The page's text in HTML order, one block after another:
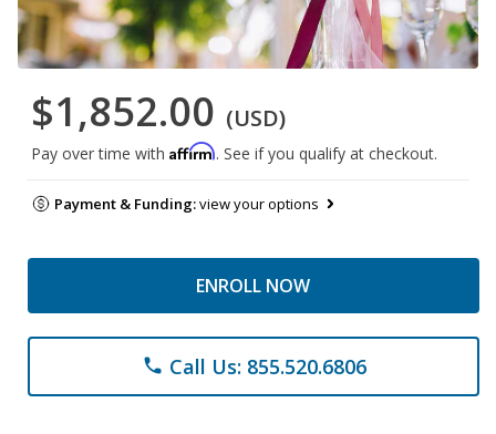
$1,852.00 (USD)
Pay over time with Affirm. See if you qualify at checkout.
Payment & Funding:view your options
ENROLL NOW
phone Call Us: 855.520.6806